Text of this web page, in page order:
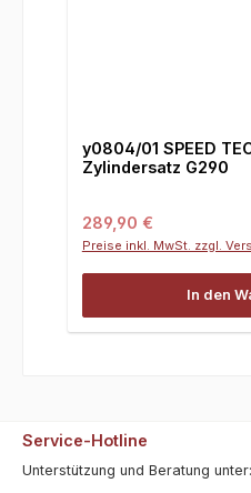
y0804/01 SPEED
Zylindersatz G290
Regulärer Preis:
289,90 €
Preise inkl. MwSt. zzgl.
In den
Service-Hotline
Unterstützung und Beratung unter: